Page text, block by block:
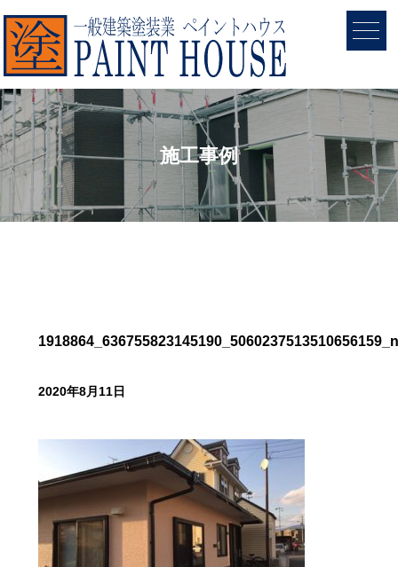
施工事例
1918864_636755823145190_5060237513510656159_n
2020年8月11日